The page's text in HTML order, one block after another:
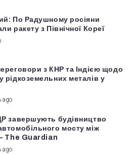
По Радушному росіяни
ракету з Північної Кореї
з КНР та Індією щодо
рідкоземельних металів у
ago
завершують будівництво
мосту між
The Guardian
ago